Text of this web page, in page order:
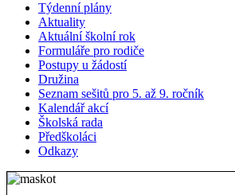
Týdenní plány
Aktuality
Aktuální školní rok
Formuláře pro rodiče
Postupy u žádostí
Družina
Seznam sešitů pro 5. až 9. ročník
Kalendář akcí
Školská rada
Předškoláci
Odkazy